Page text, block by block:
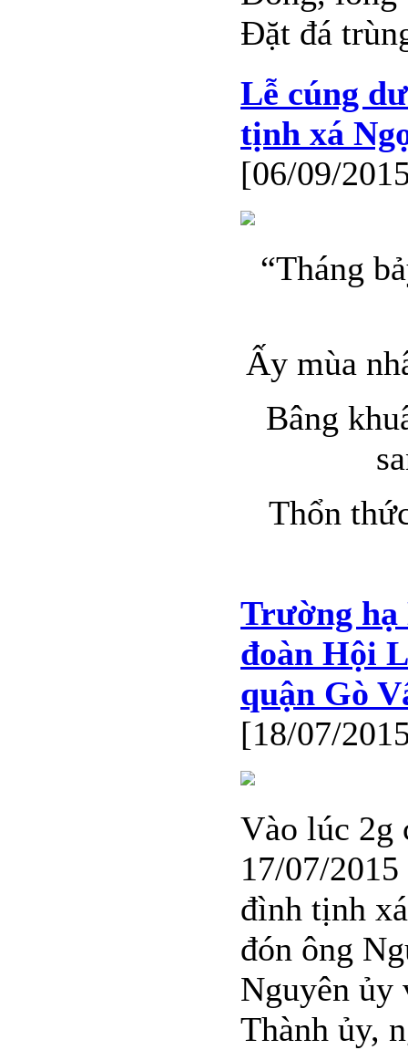
Đặt đá
Lễ cúng
tịnh xá
[06/09/
“Tháng
Ấy mùa
Bâng
Thổn
Trường hạ
đoàn Hội
quận Gò
[18/07/
Vào lúc 2g
17/07/
đình tịnh
đón ông
Nguyên ủy
Thành ủy,